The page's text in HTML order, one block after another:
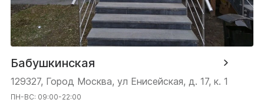
Бабушкинская
129327, Город Москва, ул Енисейская, д. 17, к. 1
ПН-ВС: 09:00-22:00